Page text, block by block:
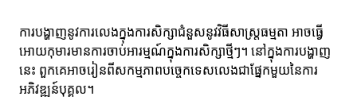
ការបង្ហាញនូវការលេងក្នុងការសិក្សាជំនួសនូវវិធីសាស្រ្តធម្មតា អាចធ្វើ
អោយកុមារមានការចាប់អារម្មណ៍ក្នុងការសិក្សាថ្មីៗ។ នៅក្នុងការបង្ហាញ
នេះ ពួកគេអាចរៀនពីសកម្មភាពបច្ចេកទេសលេងជាផ្នែកមួយនៃការ
អភិវឌ្ឍន៍បុគ្គល។